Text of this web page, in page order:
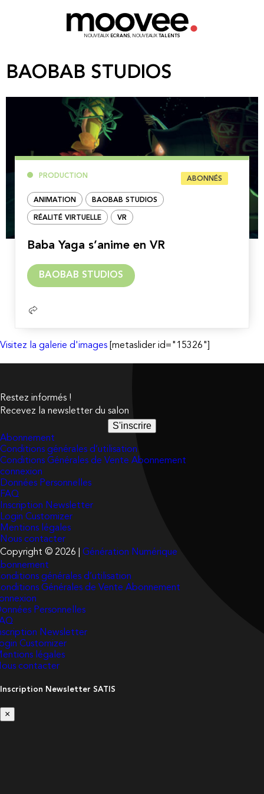
NOUVEAUX ECRANS, NOUVEAUX TALENTS
BAOBAB STUDIOS
PRODUCTION ABONNÉS
ANIMATION BAOBAB STUDIOS
RÉALITÉ VIRTUELLE VR
Baba Yaga s’anime en VR
BAOBAB STUDIOS
Visitez la galerie d'images [metaslider id="15326"]
Restez informés !
Recevez la newsletter du salon
S'inscrire
Abonnement
Conditions générales d’utilisation
Conditions Générales de Vente Abonnement
connexion
Données Personnelles
FAQ
Inscription Newsletter
Login Customizer
Mentions légales
Nous contacter
Copyright © 2026 | Génération Numérique
générales d’utilisation
Générales de Vente Abonnement
Personnelles
Newsletter
Customizer
légales
contacter
Inscription Newsletter SATIS
×